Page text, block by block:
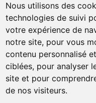
Nous utilisons des
technologies de suivi
votre expérience de
notre site, pour vous
contenu personnalisé
ciblées, pour analyser
site et pour
de nos visiteurs.